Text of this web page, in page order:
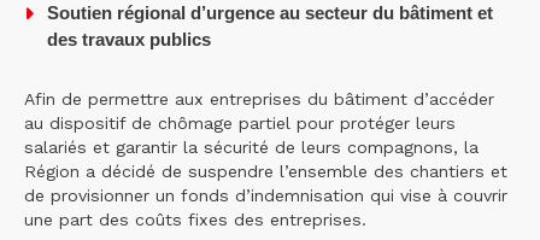
Soutien régional d’urgence au secteur du bâtiment et
des travaux publics
Afin de permettre aux entreprises du bâtiment d’accéder
au dispositif de chômage partiel pour protéger leurs
salariés et garantir la sécurité de leurs compagnons, la
Région a décidé de suspendre l’ensemble des chantiers et
de provisionner un fonds d’indemnisation qui vise à couvrir
une part des coûts fixes des entreprises.